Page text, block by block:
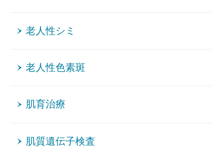
老人性シミ
老人性色素斑
肌育治療
肌質遺伝子検査